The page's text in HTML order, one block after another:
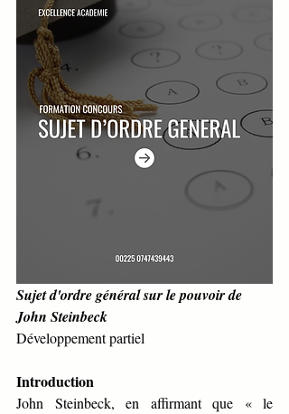
Sujet d'ordre général sur le pouvoir de
John Steinbeck
Développement partiel
Introduction
John Steinbeck, en affirmant que « le